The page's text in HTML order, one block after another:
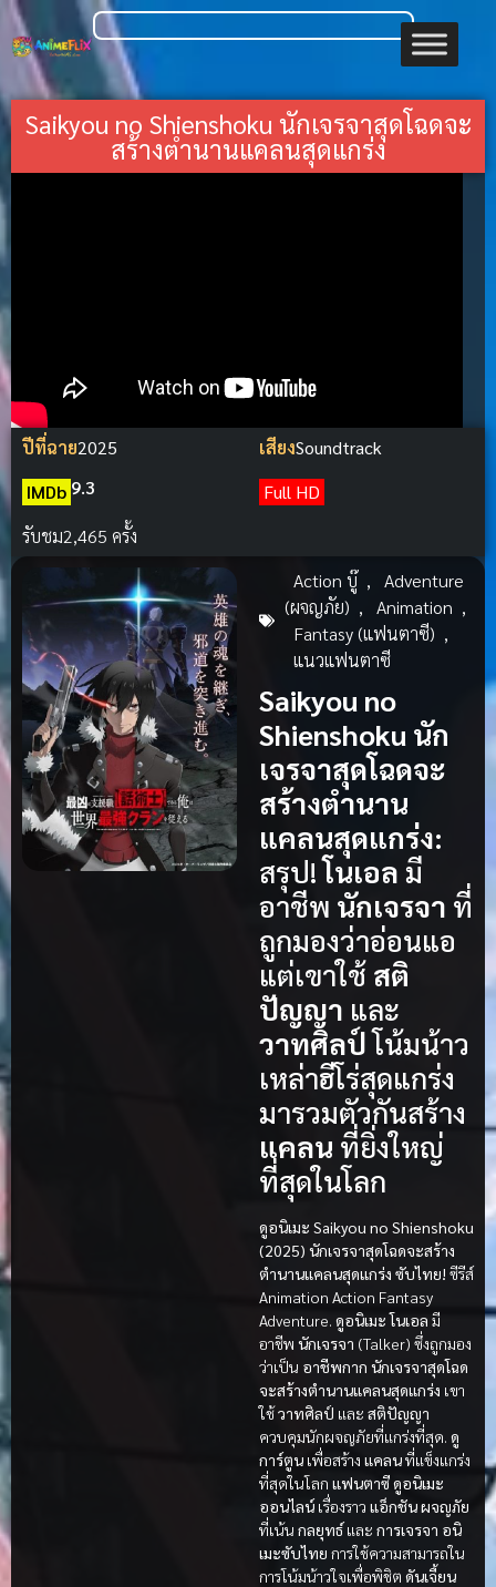
Saikyou no Shienshoku นักเจรจาสุดโฉดจะ
สร้างตำนานแคลนสุดแกร่ง
ปีที่ฉาย2025 เสียงSoundtrack
IMDb 9.3
Full HD
รับชม2,465 ครั้ง
Action บู๊ ,
Adventure
(ผจญภัย) , Animation ,
Fantasy (แฟนตาซี) ,
แนวแฟนตาซี
Saikyou no
Shienshoku นัก
เจรจาสุดโฉดจะ
สร้างตำนาน
แคลนสุดแกร่ง:
สรุป!โนเอล มี
อาชีพ นักเจรจา ที่
ถูกมองว่าอ่อนแอ
แต่เขาใช้ สติ
ปัญญา และ
วาทศิลป์โน้มน้าว
เหล่าฮีโร่สุดแกร่ง
มารวมตัวกันสร้าง
แคลน ที่ยิ่งใหญ่
ที่สุดในโลก
ดูอนิเมะ Saikyou no Shienshoku
(2025) นักเจรจาสุดโฉดจะสร้าง
ตำนานแคลนสุดแกร่ง ซับไทย! ซีรีส์
Animation Action Fantasy
Adventure. ดูอนิเมะ โนเอล มี
อาชีพ นักเจรจา (Talker) ซึ่งถูกมอง
ว่าเป็น อาชีพกาก นักเจรจาสุดโฉด
จะสร้างตำนานแคลนสุดแกร่ง เขา
ใช้วาทศิลป์ และ สติปัญญา
ควบคุมนักผจญภัยที่แกร่งที่สุด. ดู
การ์ตูน เพื่อสร้าง แคลนที่แข็งแกร่ง
ที่สุดในโลก แฟนตาซีดูอนิเมะ
ออนไลน์ เรื่องราว แอ็กชันผจญภัย
ที่เน้น กลยุทธ์และ การเจรจา อนิ
เมะซับไทย การใช้ความสามารถใน
การโน้มน้าวใจเพื่อพิชิต ดันเจี้ยน